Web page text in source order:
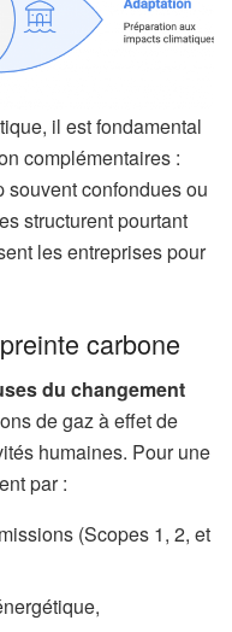
il est fondamental
complémentaires :
souvent confondues ou
structurent pourtant
les entreprises pour
carbone
du changement
de gaz à effet de
humaines. Pour une
par :
(Scopes 1, 2, et